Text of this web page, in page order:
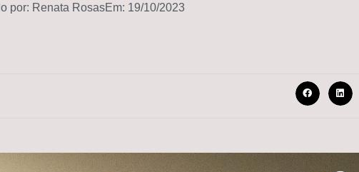
por: Renata RosasEm: 19/10/2023